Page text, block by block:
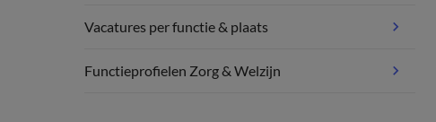
Vacatures per functie & plaats
Functieprofielen Zorg & Welzijn